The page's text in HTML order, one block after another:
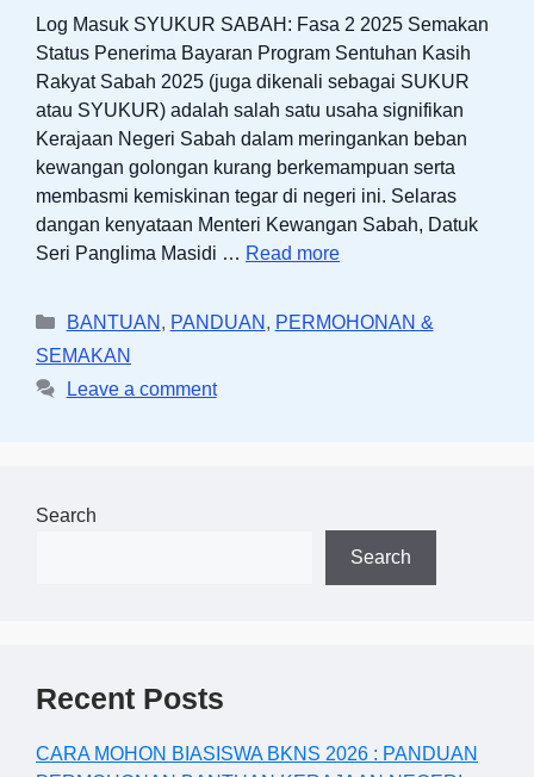
Log Masuk SYUKUR SABAH: Fasa 2 2025 Semakan
Status Penerima Bayaran Program Sentuhan Kasih
Rakyat Sabah 2025 (juga dikenali sebagai SUKUR
atau SYUKUR) adalah salah satu usaha signifikan
Kerajaan Negeri Sabah dalam meringankan beban
kewangan golongan kurang berkemampuan serta
membasmi kemiskinan tegar di negeri ini. Selaras
dangan kenyataan Menteri Kewangan Sabah, Datuk
Seri Panglima Masidi … Read more
Categories
BANTUAN , PANDUAN , PERMOHONAN &
SEMAKAN
Leave a comment
Search
Search
Recent Posts
CARA MOHON BIASISWA BKNS 2026 : PANDUAN